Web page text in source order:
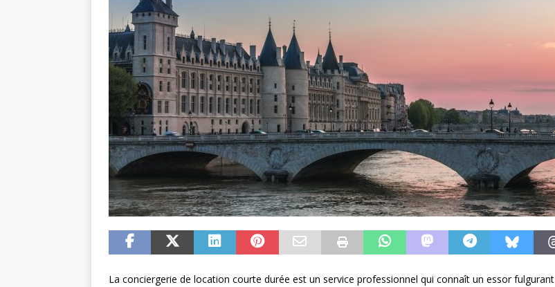
La conciergerie de location courte durée est un service professionnel qui connaît un essor fulgurant